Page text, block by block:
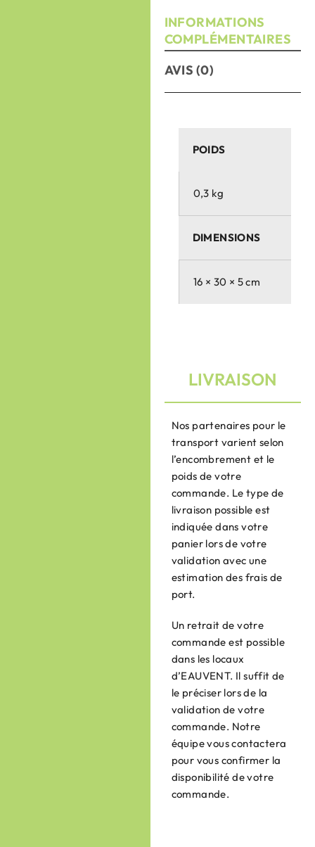
INFORMATIONS
COMPLÉMENTAIRES
AVIS (0)
POIDS
0,3 kg
DIMENSIONS
16 × 30 × 5 cm
LIVRAISON
Nos partenaires pour le
transport varient selon
l’encombrement et le
poids de votre
commande. Le type de
livraison possible est
indiquée dans votre
panier lors de votre
validation avec une
estimation des frais de
port.
Un retrait de votre
commande est possible
dans les locaux
d’EAUVENT. Il suffit de
le préciser lors de la
validation de votre
commande. Notre
équipe vous contactera
pour vous confirmer la
disponibilité de votre
commande.